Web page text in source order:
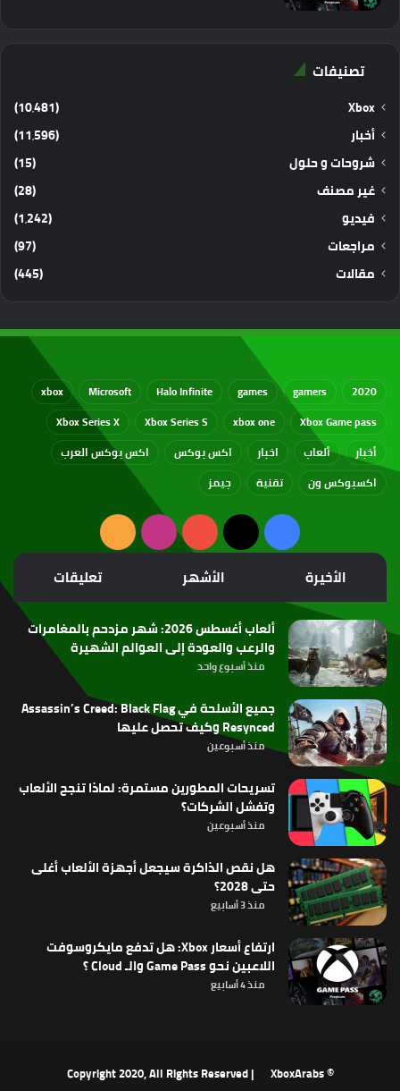
تصنيفات
Xbox
(10٬481)
أخبار
(11٬596)
شروحات و حلول
(15)
غير مصنف
(28)
فيديو
(1٬242)
مراجعات
(97)
مقالات
(445)
2020
gamers
games
Halo Infinite
Microsoft
xbox
Xbox Game pass
xbox one
Xbox Series S
Xbox Series X
أخبار
ألعاب اخبار اكس بوكس
اكس بوكس العرب
اكسبوكس ون
تقنية جيمز
فيسبوك
‫X
‫YouTubeانستقرامملخص
الموقع
RSS
الأخيرة الأشهر تعليقات
ألعاب أغسطس 2026: شهر مزدحم بالمغامرات
والرعب والعودة إلى العوالم الشهيرة
منذ أسبوع واحد
جميع الأسلحة في Assassin’s Creed: Black Flag
Resynced وكيف تحصل عليها
منذ أسبوعين
تسريحات المطورين مستمرة: لماذا تنجح الألعاب
وتفشل الشركات؟
منذ أسبوعين
هل نقص الذاكرة سيجعل أجهزة الألعاب أغلى
حتى 2028؟
منذ 3 أسابيع
ارتفاع أسعار Xbox: هل تدفع مايكروسوفت
اللاعبين نحو Game Pass والـ Cloud ؟
منذ 4 أسابيع
© Copyright 2020, All Rights Reserved |
XboxArabs